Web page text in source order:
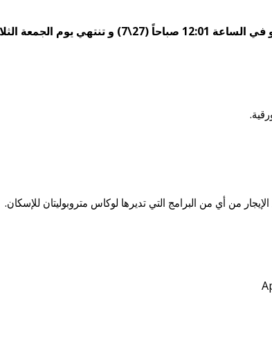
11:59 مساءاً (30\7) لعام 2021
من أي من البرامج التي تديرها لوكاس متروبوليتان للإسكان.